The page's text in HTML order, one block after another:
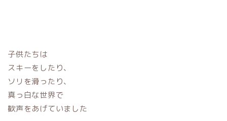
子供たちは
スキーをしたり、
ソリを滑ったり、
真っ白な世界で
歓声をあげていました